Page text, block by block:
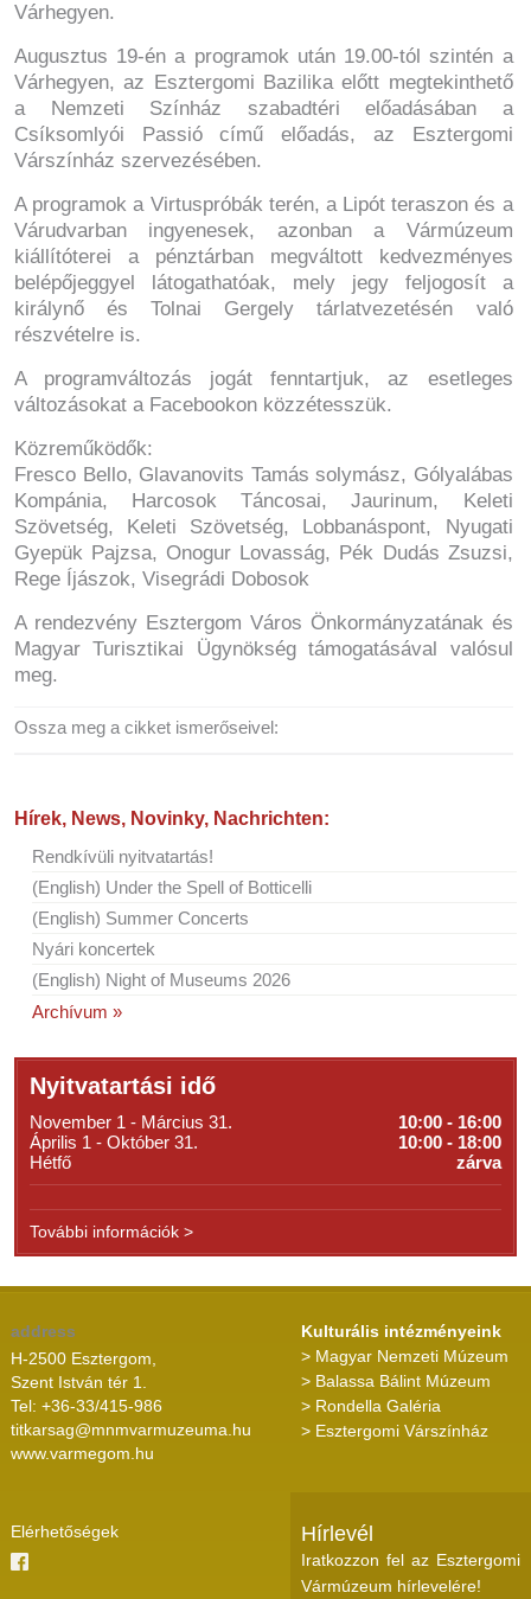
Várhegyen.
Augusztus 19-én a programok után 19.00-tól szintén a
Várhegyen, az Esztergomi Bazilika előtt megtekinthető
a Nemzeti Színház szabadtéri előadásában a
Csíksomlyói Passió című előadás, az Esztergomi
Várszínház szervezésében.
A programok a Virtuspróbák terén, a Lipót teraszon és a
Várudvarban ingyenesek, azonban a Vármúzeum
kiállítóterei a pénztárban megváltott kedvezményes
belépőjeggyel látogathatóak, mely jegy feljogosít a
királynő és Tolnai Gergely tárlatvezetésén való
részvételre is.
A programváltozás jogát fenntartjuk, az esetleges
változásokat a Facebookon közzétesszük.
Közreműködők:
Fresco Bello, Glavanovits Tamás solymász, Gólyalábas
Kompánia, Harcosok Táncosai, Jaurinum, Keleti
Szövetség, Keleti Szövetség, Lobbanáspont, Nyugati
Gyepük Pajzsa, Onogur Lovasság, Pék Dudás Zsuzsi,
Rege Íjászok, Visegrádi Dobosok
A rendezvény Esztergom Város Önkormányzatának és
Magyar Turisztikai Ügynökség támogatásával valósul
meg.
Ossza meg a cikket ismerőseivel:
Hírek, News, Novinky, Nachrichten:
Rendkívüli nyitvatartás!
(English) Under the Spell of Botticelli
(English) Summer Concerts
Nyári koncertek
(English) Night of Museums 2026
Archívum »
Nyitvatartási idő
November 1 - Március 31.
10:00 - 16:00
Április 1 - Október 31.
10:00 - 18:00
Hétfő
zárva
További információk >
address
H-2500 Esztergom,
Szent István tér 1.
Tel: +36-33/415-986
titkarsag@mnmvarmuzeuma.hu
www.varmegom.hu
Kulturális intézményeink
> Magyar Nemzeti Múzeum
> Balassa Bálint Múzeum
> Rondella Galéria
> Esztergomi Várszínház
Elérhetőségek Hírlevél
Iratkozzon fel az Esztergomi
Vármúzeum hírlevelére!